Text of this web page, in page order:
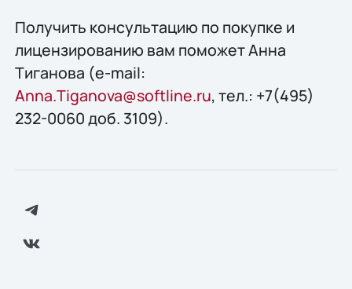
Получить консультацию по покупке и
лицензированию вам поможет Анна
Тиганова (e-mail:
Anna.Tiganova@softline.ru, тел.: +7(495)
232-0060 доб. 3109).